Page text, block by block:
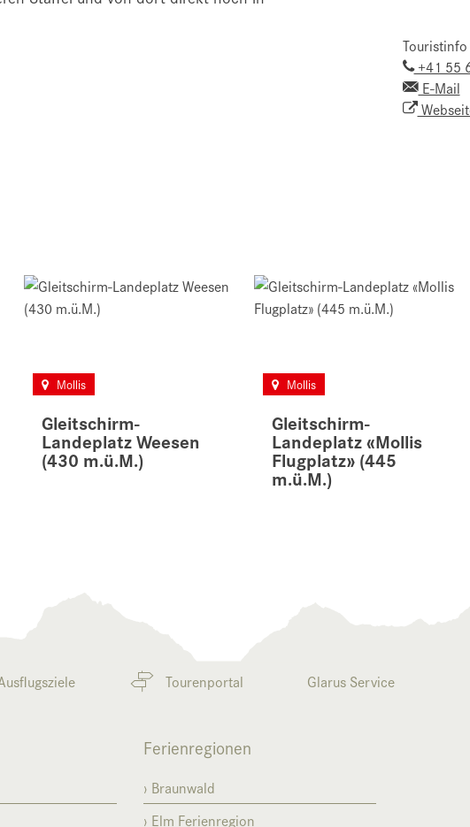
+41 55
E-Mail
Gleitschirm-
Landeplatz Weesen
(430 m.ü.M.)
Mollis
Gleitschirm-
Landeplatz «Mollis
Flugplatz» (445
m.ü.M.)
Mollis
Tourenportal Glarus Service
Ferienregionen
Braunwald
Elm Ferienregion